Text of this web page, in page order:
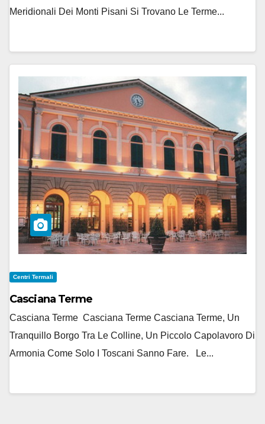
Meridionali Dei Monti Pisani Si Trovano Le Terme...
Centri Termali
Casciana Terme
Casciana Terme Casciana Terme Casciana Terme, Un
Tranquillo Borgo Tra Le Colline, Un Piccolo Capolavoro Di
Armonia Come Solo I Toscani Sanno Fare. Le...